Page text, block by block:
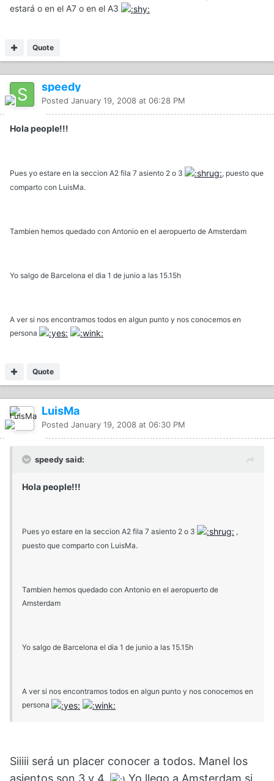
estará o en el A7 o en el A3
Quote
speedy
Posted January 19, 2008 at 06:28 PM
Hola people!!!
Pues yo estare en la seccion A2 fila 7 asiento 2 o 3
, puesto que
comparto con LuisMa.
Tambien hemos quedado con Antonio en el aeropuerto de Amsterdam
Yo salgo de Barcelona el dia 1 de junio a las 15.15h
A ver si nos encontramos todos en algun punto y nos conocemos en
persona
Quote
LuisMa
Posted January 19, 2008 at 06:30 PM
speedy said:
Hola people!!!
Pues yo estare en la seccion A2 fila 7 asiento 2 o 3
,
puesto que comparto con LuisMa.
Tambien hemos quedado con Antonio en el aeropuerto de
Amsterdam
Yo salgo de Barcelona el dia 1 de junio a las 15.15h
A ver si nos encontramos todos en algun punto y nos conocemos en
persona
Siiiii será un placer conocer a todos. Manel los
asientos son 3 y 4.
Yo llego a Amsterdam si